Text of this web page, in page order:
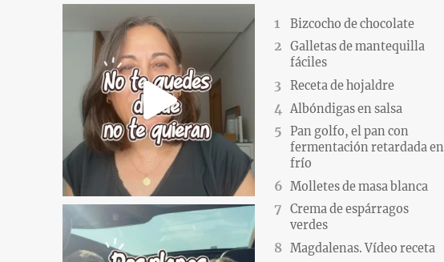
Bizcocho de chocolate
Galletas de mantequilla
fáciles
Receta de hojaldre
Albóndigas en salsa
Pan golfo, el pan con
fermentación retardada en
frío
Molletes de masa blanca
Crema de espárragos
verdes
Magdalenas. Vídeo receta